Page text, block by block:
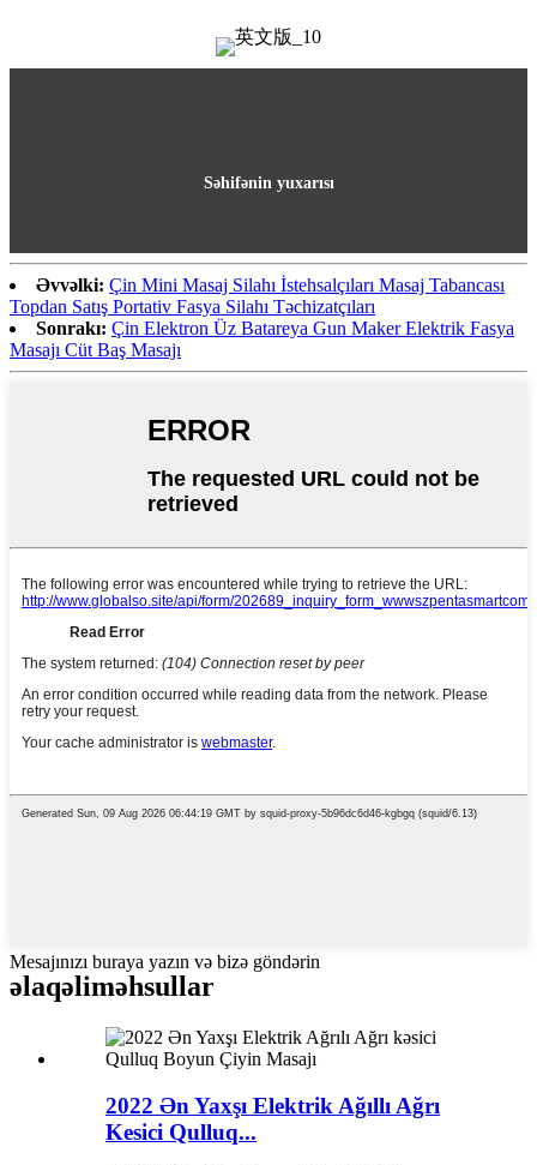
Səhifənin yuxarısı
Əvvəlki: Çin Mini Masaj Silahı İstehsalçıları Masaj Tabancası
Topdan Satış Portativ Fasya Silahı Təchizatçıları
Sonrakı: Çin Elektron Üz Batareya Gun Maker Elektrik Fasya
Masajı Cüt Baş Masajı
Mesajınızı buraya yazın və bizə göndərin
əlaqəliməhsullar
2022 Ən Yaxşı Elektrik Ağıllı Ağrı
Kesici Qulluq...